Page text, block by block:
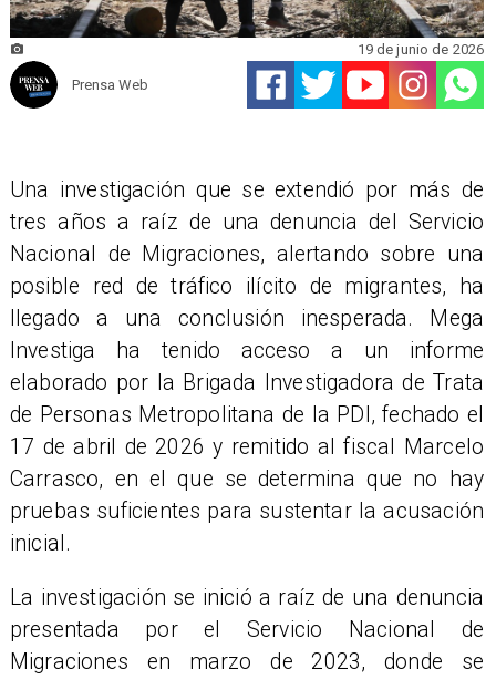
Prensa Web
19 de junio de 2026
Una investigación que se extendió por más de
tres años a raíz de una denuncia del Servicio
Nacional de Migraciones, alertando sobre una
posible red de tráfico ilícito de migrantes, ha
llegado a una conclusión inesperada. Mega
Investiga ha tenido acceso a un informe
elaborado por la Brigada Investigadora de Trata
de Personas Metropolitana de la PDI, fechado el
17 de abril de 2026 y remitido al fiscal Marcelo
Carrasco, en el que se determina que no hay
pruebas suficientes para sustentar la acusación
inicial.
La investigación se inició a raíz de una denuncia
presentada por el Servicio Nacional de
Migraciones en marzo de 2023, donde se